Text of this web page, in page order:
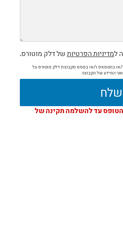
למדיניות הפרטיותשל דלק מוטורס.
ו/או בווטסאפ ו/או בסמס מקבוצת דלק מוטורס על
המידע של הקבוצה
שלח
הטופס עד להשלמה תקינה של